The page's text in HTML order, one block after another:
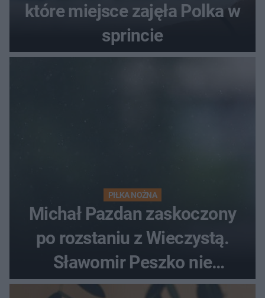
które miejsce zajęła Polka w
sprincie
PIŁKA NOŻNA
Michał Pazdan zaskoczony
po rozstaniu z Wieczystą.
Sławomir Peszko nie
dotrzymał słowa?